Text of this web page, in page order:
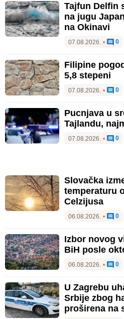
Tajfun Delfin
na jugu
na Okinavi
07.08.2026. • 0
Filipine
5,8 stepeni
07.08.2026. • 0
Pucnjava u
Tajlandu,
07.08.2026. • 0
Slovačka
temperaturu
Celzijusa
06.08.2026. • 0
Izbor novog
BiH posle
06.08.2026. • 0
U Zagrebu
Srbije zbog
proširena na